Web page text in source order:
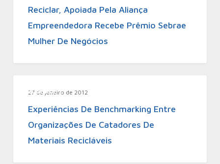
Reciclar, Apoiada Pela Aliança
Empreendedora Recebe Prêmio Sebrae
Mulher De Negócios
Aliadas
27 de janeiro de 2012
Experiências De Benchmarking Entre
Organizações De Catadores De
Materiais Recicláveis